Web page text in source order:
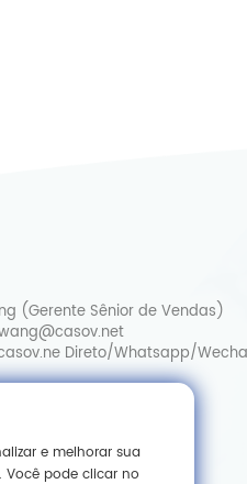
(Gerente Sênior de Vendas)
Direto/Whatsapp/
sugestões
Wechat: 0086-
e melhorar sua
Você pode clicar no